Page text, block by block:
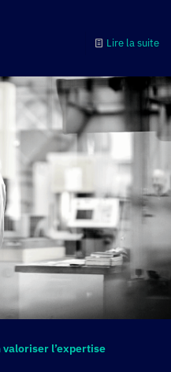
Lire la suite
l’expertise